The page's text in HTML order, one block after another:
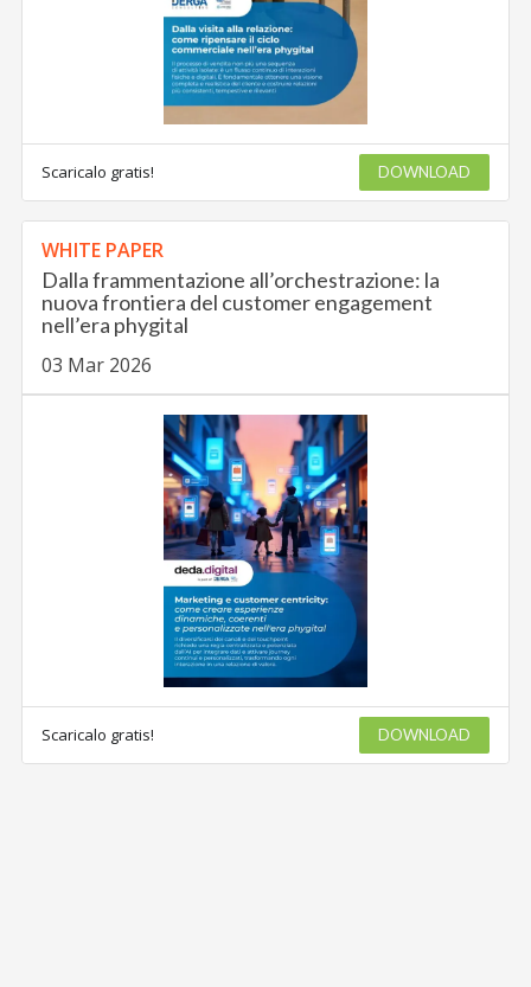
Scaricalo gratis! DOWNLOAD
WHITE PAPER
Dalla frammentazione all’orchestrazione: la
nuova frontiera del customer engagement
nell’era phygital
03 Mar 2026
Scaricalo gratis! DOWNLOAD